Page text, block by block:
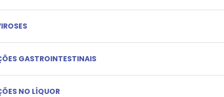
GASTROINTESTINAIS
NO LÍQUOR